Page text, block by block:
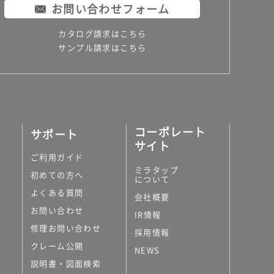
お問い合わせフォーム
カタログ請求はこちら
サンプル請求はこちら
サポート
ご利用ガイド
初めての方へ
よくある質問
お問い合わせ
修理お問い合わせ
クレーム公開
説明書・図面検索
コーポレート
サイト
ミラタップ
について
会社概要
IR情報
採用情報
NEWS